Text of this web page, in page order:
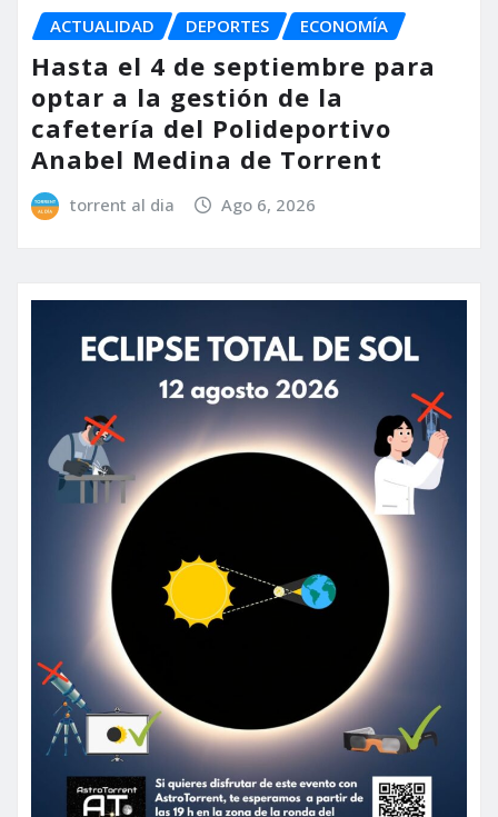
ACTUALIDAD DEPORTES ECONOMÍA
Hasta el 4 de septiembre para
optar a la gestión de la
cafetería del Polideportivo
Anabel Medina de Torrent
torrent al dia Ago 6, 2026